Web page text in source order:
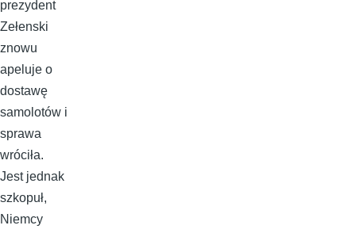
prezydent
Zełenski
znowu
apeluje o
dostawę
samolotów i
sprawa
wróciła.
Jest jednak
szkopuł,
Niemcy